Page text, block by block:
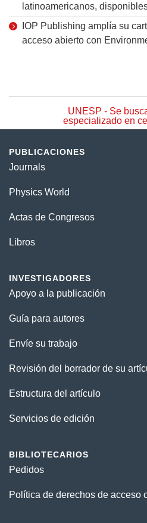
latinoamericanos,
IOP Publishing amplía su
acceso abierto con
UNESP - Se
especializado en
PUBLICACIONES
Journals
Physics World
Actas de Congresos
Libros
INVESTIGADORES
Apoyo a la publicación
Guía para autores
Envíe su trabajo
Revisión del borrador de su
Estructura del artículo
Servicios de edición
BIBLIOTECARIOS
Pedidos
Política de derechos de acceso